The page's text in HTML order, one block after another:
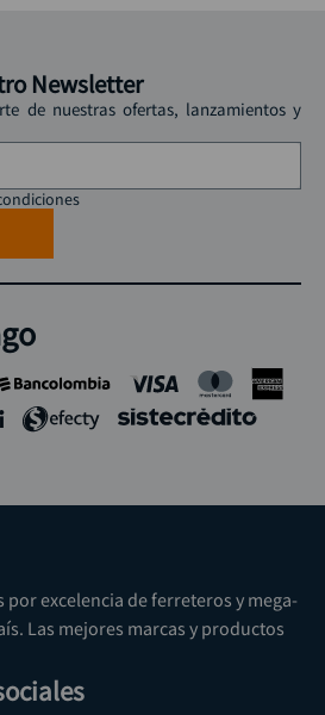
Newsletter
de nuestras ofertas, lanzamientos y
excelencia de ferreteros y mega-
Las mejores marcas y productos